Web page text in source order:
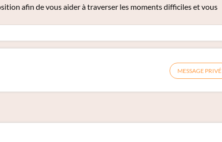
afin de vous aider à traverser les moments difficiles et vous
MESSAGE PRIVÉ